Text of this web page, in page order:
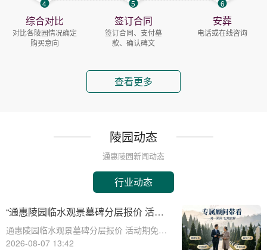
4
综合对比
对比各陵园情况确定
购买意向
5
签订合同
签订合同、支付墓
款、确认碑文
6
安葬
电话或在线咨询
查看更多
陵园动态
通惠陵园新闻动态
行业动态
“通惠陵园临水观景墓碑分层报价 活动
期免费定制碑文图案 详解”
通惠陵园临水观景墓碑分层报价 活动期免费
定制碑文图案 详解☎ 通惠陵园电话:400-
2026-08-07 13:42